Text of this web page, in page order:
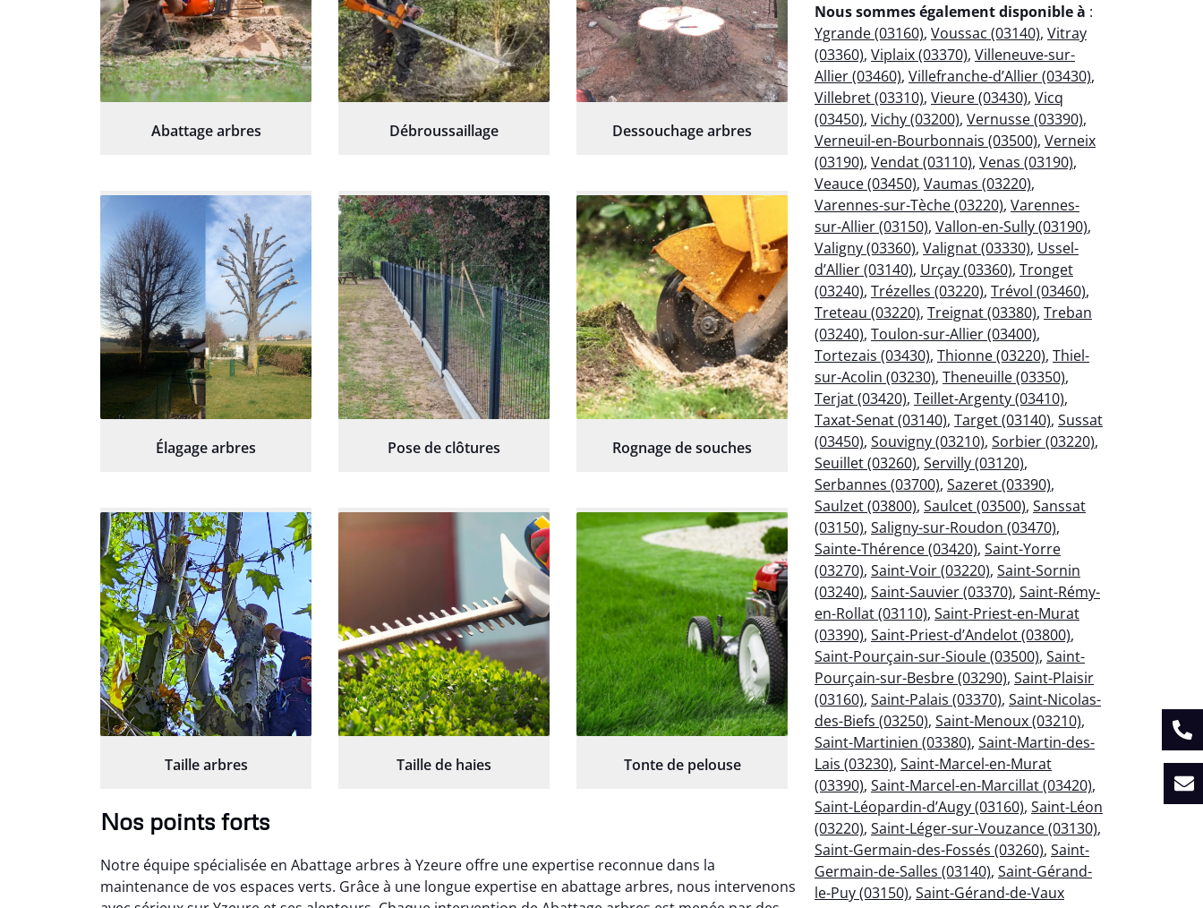
Abattage arbres Débroussaillage Dessouchage arbres
Élagage arbres Pose de clôtures Rognage de souches
Taille arbres Taille de haies Tonte de pelouse
Nos points forts
Notre équipe spécialisée en Abattage arbres à Yzeure offre une expertise reconnue dans la
maintenance de vos espaces verts. Grâce à une longue expertise en abattage arbres, nous intervenons
Nous sommes également disponible à :
Ygrande (03160), Voussac (03140), Vitray
(03360), Viplaix (03370), Villeneuve-sur-
Allier (03460), Villefranche-d’Allier (03430),
Villebret (03310), Vieure (03430), Vicq
(03450), Vichy (03200), Vernusse (03390),
Verneuil-en-Bourbonnais (03500), Verneix
(03190), Vendat (03110), Venas (03190),
Veauce (03450), Vaumas (03220),
Varennes-sur-Tèche (03220), Varennes-
sur-Allier (03150), Vallon-en-Sully (03190),
Valigny (03360), Valignat (03330), Ussel-
d’Allier (03140), Urçay (03360), Tronget
(03240), Trézelles (03220), Trévol (03460),
Treteau (03220), Treignat (03380), Treban
(03240), Toulon-sur-Allier (03400),
Tortezais (03430), Thionne (03220), Thiel-
sur-Acolin (03230), Theneuille (03350),
Terjat (03420), Teillet-Argenty (03410),
Taxat-Senat (03140), Target (03140), Sussat
(03450), Souvigny (03210), Sorbier (03220),
Seuillet (03260), Servilly (03120),
Serbannes (03700), Sazeret (03390),
Saulzet (03800), Saulcet (03500), Sanssat
(03150), Saligny-sur-Roudon (03470),
Sainte-Thérence (03420), Saint-Yorre
(03270), Saint-Voir (03220), Saint-Sornin
(03240), Saint-Sauvier (03370), Saint-Rémy-
en-Rollat (03110), Saint-Priest-en-Murat
(03390), Saint-Priest-d’Andelot (03800),
Saint-Pourçain-sur-Sioule (03500), Saint-
Pourçain-sur-Besbre (03290), Saint-Plaisir
(03160), Saint-Palais (03370), Saint-Nicolas-
des-Biefs (03250), Saint-Menoux (03210),
Saint-Martinien (03380), Saint-Martin-des-
Lais (03230), Saint-Marcel-en-Murat
(03390), Saint-Marcel-en-Marcillat (03420),
Saint-Léopardin-d’Augy (03160), Saint-Léon
(03220), Saint-Léger-sur-Vouzance (03130),
Saint-Germain-des-Fossés (03260), Saint-
Germain-de-Salles (03140), Saint-Gérand-
le-Puy (03150), Saint-Gérand-de-Vaux